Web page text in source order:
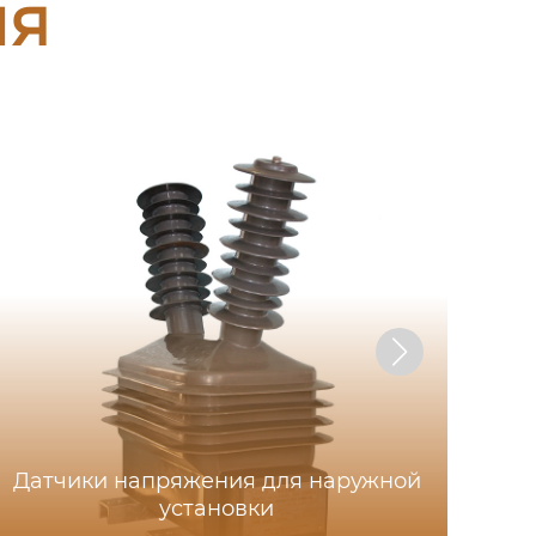
Датчики напряжения для наружной
установки